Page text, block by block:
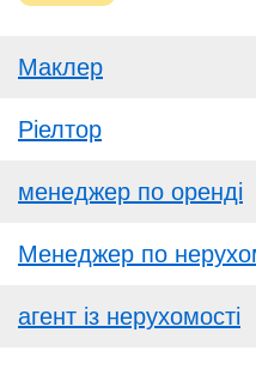
Маклер
Ріелтор
менеджер по оренді
Менеджер по
агент із нерухомості